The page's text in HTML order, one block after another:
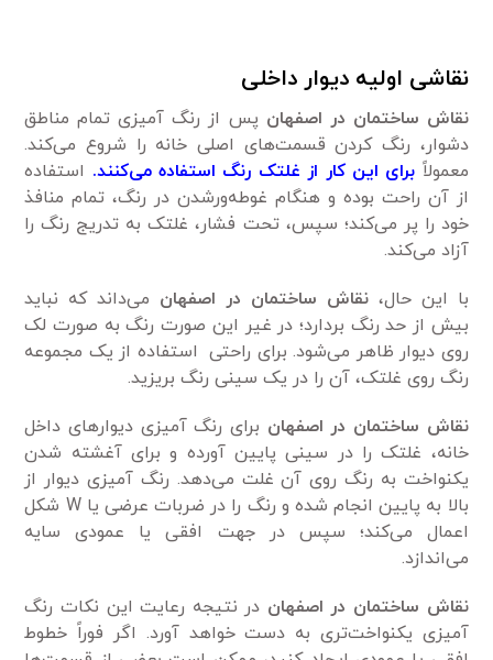
نقاشی اولیه دیوار داخلی
نقاش ساختمان در اصفهان پس از رنگ آمیزی تمام مناطق
دشوار، رنگ کردن قسمت‌های اصلی خانه را شروع می‌کند.
معمولاً برای این کار از غلتک رنگ استفاده می‌کنند. استفاده
از آن راحت بوده و هنگام غوطه‌ورشدن در رنگ، تمام منافذ
خود را پر می‌کند؛ سپس، تحت فشار، غلتک به تدریج رنگ را
آزاد می‌کند.
با این حال،نقاش ساختمان در اصفهان می‌داند که نباید
بیش از حد رنگ بردارد؛ در غیر این صورت رنگ به صورت لک
روی دیوار ظاهر می‌شود. برای راحتی استفاده از یک مجموعه
رنگ روی غلتک، آن را در یک سینی رنگ بریزید.
نقاش ساختمان در اصفهان برای رنگ آمیزی دیوارهای داخل
خانه، غلتک را در سینی پایین آورده و برای آغشته شدن
یکنواخت به رنگ روی آن غلت می‌دهد. رنگ آمیزی دیوار از
بالا به پایین انجام شده و رنگ را در ضربات عرضی یا W شکل
اعمال می‌کند؛ سپس در جهت افقی یا عمودی سایه
می‌اندازد.
نقاش ساختمان در اصفهان در نتیجه رعایت این نکات رنگ
آمیزی یکنواخت‌تری به دست خواهد آورد. اگر فوراً خطوط